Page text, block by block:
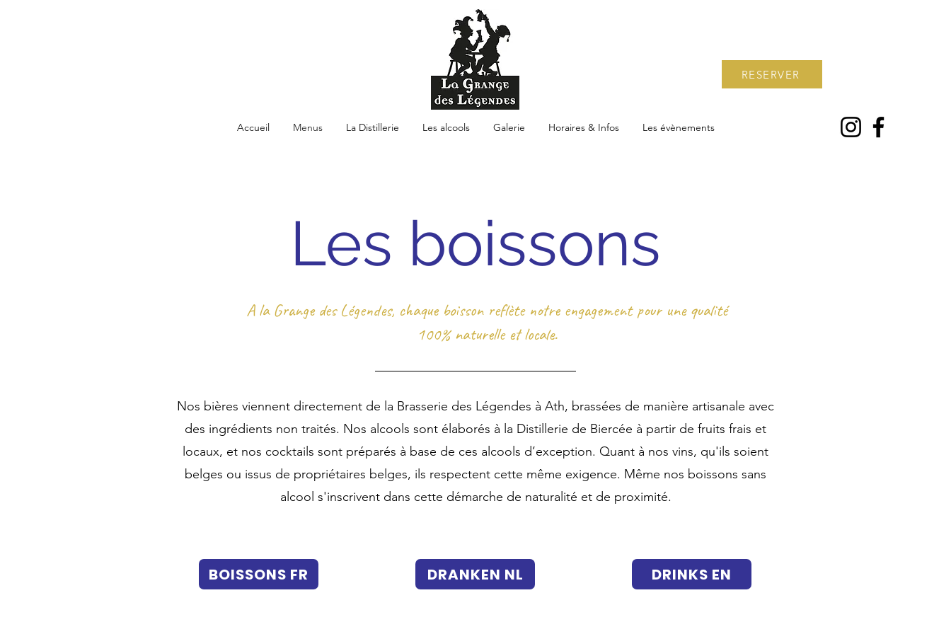
RESERVER
Accueil Menus La Distillerie Les alcools Galerie Horaires & Infos Les évènements
Les boissons
A la Grange des Légendes, chaque boisson reflète notre engagement pour une qualité
100% naturelle et locale.
Nos bières viennent directement de la Brasserie des Légendes à Ath, brassées de manière artisanale avec
des ingrédients non traités. Nos alcools sont élaborés à la Distillerie de Biercée à partir de fruits frais et
locaux, et nos cocktails sont préparés à base de ces alcools d’exception. Quant à nos vins, qu'ils soient
belges ou issus de propriétaires belges, ils respectent cette même exigence. Même nos boissons sans
alcool s'inscrivent dans cette démarche de naturalité et de proximité.
BOISSONS FR DRANKEN NL DRINKS EN